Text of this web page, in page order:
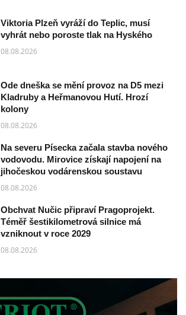
Viktoria Plzeň vyráží do Teplic, musí
vyhrát nebo poroste tlak na Hyského
08.08.2026
Ode dneška se mění provoz na D5 mezi
Kladruby a Heřmanovou Hutí. Hrozí
kolony
08.08.2026
Na severu Písecka začala stavba nového
vodovodu. Mirovice získají napojení na
jihočeskou vodárenskou soustavu
08.08.2026
Obchvat Nučic připraví Pragoprojekt.
Téměř šestikilometrová silnice má
vzniknout v roce 2029
08.08.2026